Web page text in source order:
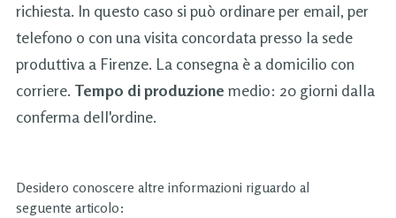
richiesta. In questo caso si può ordinare per email, per
telefono o con una visita concordata presso la sede
produttiva a Firenze. La consegna è a domicilio con
corriere. Tempo di produzione medio: 20 giorni dalla
conferma dell'ordine.
Desidero conoscere altre informazioni riguardo al
seguente articolo: